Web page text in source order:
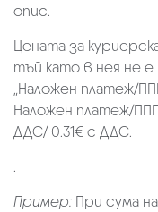
опис.
Цената за
тъй като в нея не
„Наложен платеж/
Наложен платеж/
ДДС/ 0.31€ с ДДС.
.
Пример: При сума